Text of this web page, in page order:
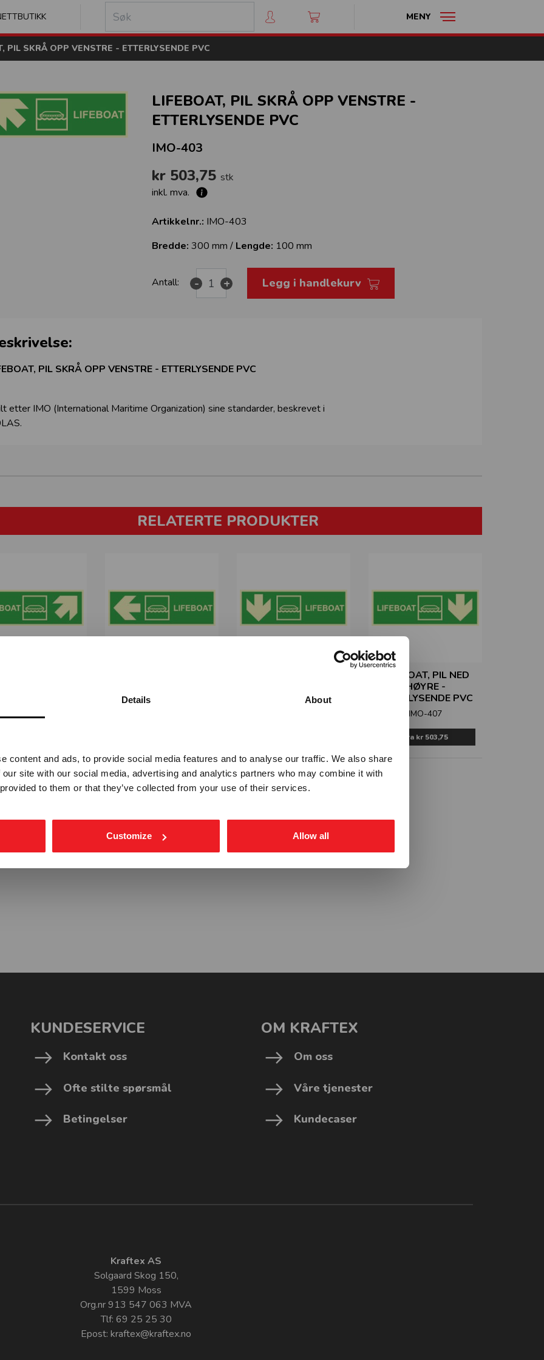
Details About
content and ads, to provide social media features and to analyse our traffic. We also share
site with our social media, advertising and analytics partners who may combine it with
to them or that they’ve collected from your use of their services.
Customize Allow all
MENY
PIL SKRÅ OPP VENSTRE - ETTERLYSENDE PVC
LIFEBOAT, PIL SKRÅ OPP VENSTRE -
ETTERLYSENDE PVC
IMO-403
kr 503,75stk
inkl. mva.
Artikkelnr.: IMO-403
Bredde: 300 mm / Lengde: 100 mm
Antall: - + Legg i handlekurv
PIL SKRÅ OPP VENSTRE - ETTERLYSENDE PVC
etter IMO (International Maritime Organization) sine standarder, beskrevet i
RELATERTE PRODUKTER
IMO-404
IMO-405
ETTERLYSENDE PVC
LIFEBOAT, PIL NED
HØYRE -
ETTERLYSENDE PVC
IMO-407
Fra kr 503,75
KUNDESERVICE
Kontakt oss
Ofte stilte spørsmål
Betingelser
OM KRAFTEX
Om oss
Våre tjenester
Kundecaser
Kraftex AS
Solgaard Skog 150,
1599 Moss
Org.nr 913 547 063 MVA
Tlf: 69 25 25 30
Epost: kraftex@kraftex.no
BEDRIFT
ekskl. mva.
PRIVAT
inkl. mva.